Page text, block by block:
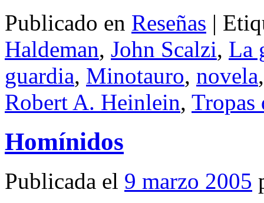
Publicado en Reseñas |
Haldeman, John Scalzi, La
guardia, Minotauro, novela
Robert A. Heinlein, Tropas
Homínidos
Publicada el 9 marzo 2005